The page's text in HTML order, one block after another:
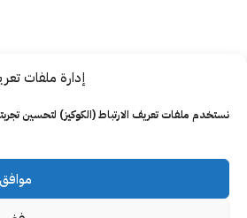
إدارة ملفات تعريف الارتباط
تعريف الارتباط (الكوكيز) لتحسين تجربتك على موقعنا